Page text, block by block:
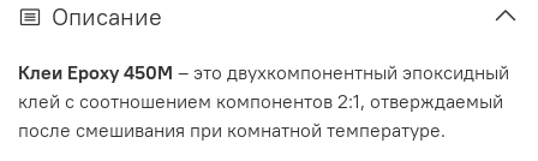
Описание
Клеи Epoxy 450М – это двухкомпонентный эпоксидный
клей с соотношением компонентов 2:1, отверждаемый
после смешивания при комнатной температуре.